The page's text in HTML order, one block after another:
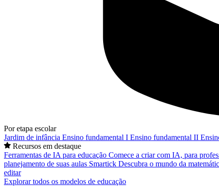
Por etapa escolar
Jardim de infância Ensino fundamental I Ensino fundamental II
Recursos em destaque
Ferramentas de IA para educação Comece a criar com IA, para
planejamento de suas aulas Smartick Descubra o mundo da
editar
Explorar todos os modelos de educação